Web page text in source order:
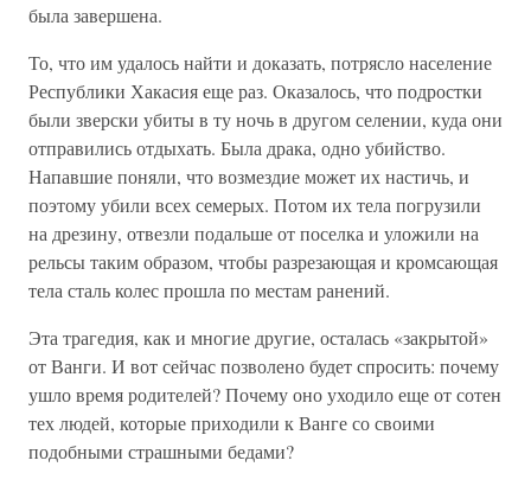
была завершена.
То, что им удалось найти и доказать, потрясло население
Республики Хакасия еще раз. Оказалось, что подростки
были зверски убиты в ту ночь в другом селении, куда они
отправились отдыхать. Была драка, одно убийство.
Напавшие поняли, что возмездие может их настичь, и
поэтому убили всех семерых. Потом их тела погрузили
на дрезину, отвезли подальше от поселка и уложили на
рельсы таким образом, чтобы разрезающая и кромсающая
тела сталь колес прошла по местам ранений.
Эта трагедия, как и многие другие, осталась «закрытой»
от Ванги. И вот сейчас позволено будет спросить: почему
ушло время родителей? Почему оно уходило еще от сотен
тех людей, которые приходили к Ванге со своими
подобными страшными бедами?